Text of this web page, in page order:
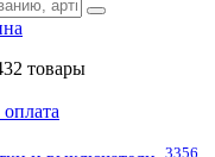
товары
3356